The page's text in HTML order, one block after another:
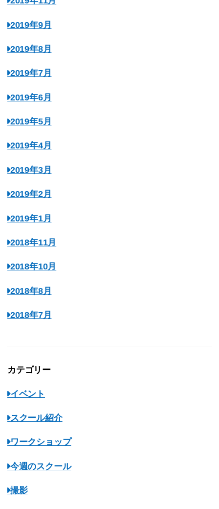
2019年9月
2019年8月
2019年7月
2019年6月
2019年5月
2019年4月
2019年3月
2019年2月
2019年1月
2018年11月
2018年10月
2018年8月
2018年7月
カテゴリー
イベント
スクール紹介
ワークショップ
今週のスクール
撮影